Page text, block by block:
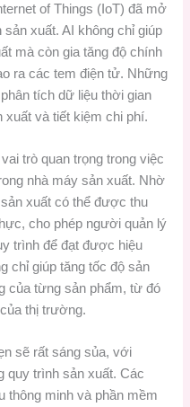
of Things (IoT) đã mở
xuất. AI không chỉ giúp
mà còn gia tăng độ chính
ra các tem điện tử. Những
tích dữ liệu thời gian
xuất và tiết kiệm chi phí.
trò quan trọng trong việc
nhà máy sản xuất. Nhờ
xuất có thể được thu
cho phép người quản lý
trình để đạt được hiệu
chỉ giúp tăng tốc độ sản
của từng sản phẩm, từ đó
thị trường.
sẽ rất sáng sủa, với
quy trình sản xuất. Các
thông minh và phần mềm